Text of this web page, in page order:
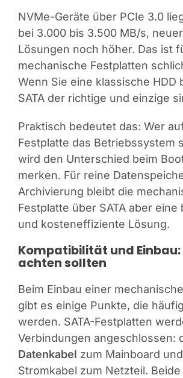
NVMe-Geräte über PCIe 3.0
bei 3.000 bis 3.500 MB/s,
Lösungen noch höher. Das ist
mechanische Festplatten
Wenn Sie eine klassische HDD
SATA der richtige und einzige
Praktisch bedeutet das: Wer
Festplatte das Betriebssystem
wird den Unterschied beim
merken. Für reine
Archivierung bleibt die
Festplatte über SATA aber eine
und kosteneffiziente Lösung.
Kompatibilität und Einbau:
achten sollten
Beim Einbau einer
gibt es einige Punkte, die
werden. SATA-Festplatten
Verbindungen angeschlossen:
Datenkabel zum Mainboard
Stromkabel zum Netzteil.